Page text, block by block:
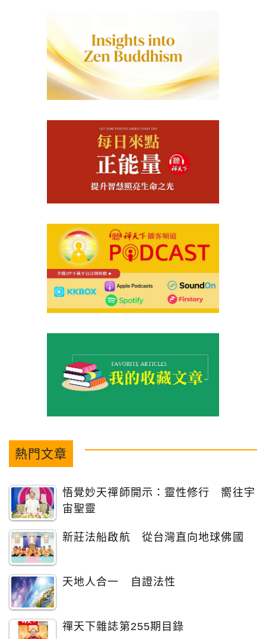
熱門文章
悟覺妙天禪師開示：靈性修行 嚮往宇
宙聖靈
新莊法船啟航 從台灣直向地球佛國
天地人合一 自證法性
禪天下雜誌第255期目錄